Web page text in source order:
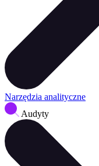
Narzędzia analityczne
Audyty